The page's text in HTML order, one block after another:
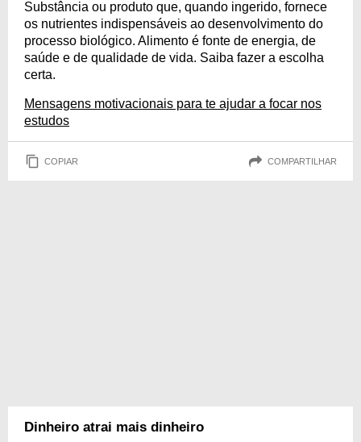
Substância ou produto que, quando ingerido, fornece
os nutrientes indispensáveis ao desenvolvimento do
processo biológico. Alimento é fonte de energia, de
saúde e de qualidade de vida. Saiba fazer a escolha
certa.
Mensagens motivacionais para te ajudar a focar nos
estudos
COPIAR COMPARTILHAR
Dinheiro atrai mais dinheiro